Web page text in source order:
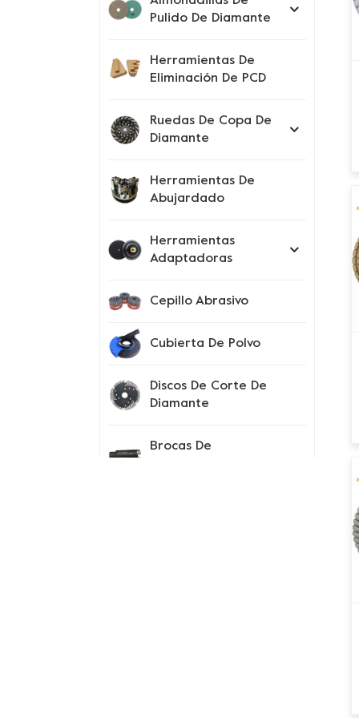
Pulido De Diamante
Herramientas De
Eliminación De PCD
Ruedas De Copa De
Diamante
Herramientas De
Abujardado
Herramientas
Adaptadoras
Cepillo Abrasivo
Cubierta De Polvo
Discos De Corte De
Diamante
Brocas De